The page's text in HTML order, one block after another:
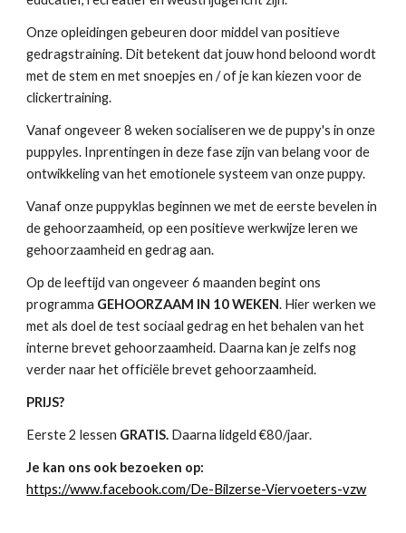
Onze opleidingen gebeuren door middel van positieve
gedragstraining. Dit betekent dat jouw hond beloond wordt
met de stem en met snoepjes en / of je kan kiezen voor de
clickertraining.
Vanaf ongeveer 8 weken socialiseren we de puppy's in onze
puppyles. Inprentingen in deze fase zijn van belang voor de
ontwikkeling van het emotionele systeem van onze puppy.
Vanaf onze puppyklas beginnen we met de eerste bevelen in
de gehoorzaamheid, op een positieve werkwijze leren we
gehoorzaamheid en gedrag aan.
Op de leeftijd van ongeveer 6 maanden begint ons
programma GEHOORZAAM IN 10 WEKEN. Hier werken we
met als doel de test sociaal gedrag en het behalen van het
interne brevet gehoorzaamheid. Daarna kan je zelfs nog
verder naar het officiële brevet gehoorzaamheid.
PRIJS?
Eerste 2 lessen GRATIS. Daarna lidgeld €80/jaar.
Je kan ons ook bezoeken op:
https://www.facebook.com/De-Bilzerse-Viervoeters-vzw